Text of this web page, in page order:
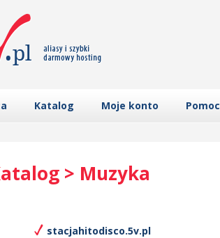
Katalog Moje konto Pomoc
> Muzyka
stacjahitodisco.5v.pl